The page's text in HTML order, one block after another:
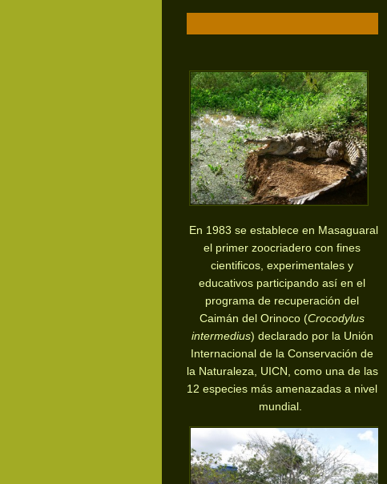
En 1983 se establece en Masaguaral
el primer zoocriadero con fines
cientificos, experimentales y
educativos participando así en el
programa de recuperación del
Caimán del Orinoco (Crocodylus
intermedius) declarado por la Unión
Internacional de la Conservación de
la Naturaleza, UICN, como una de las
12 especies más amenazadas a nivel
mundial.